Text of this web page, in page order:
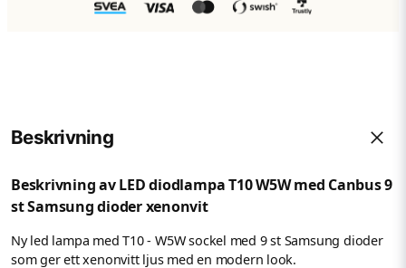
Beskrivning
Beskrivning av LED diodlampa T10 W5W med Canbus 9
st Samsung dioder xenonvit
Ny led lampa med T10 - W5W sockel med 9 st Samsung dioder
som ger ett xenonvitt ljus med en modern look.